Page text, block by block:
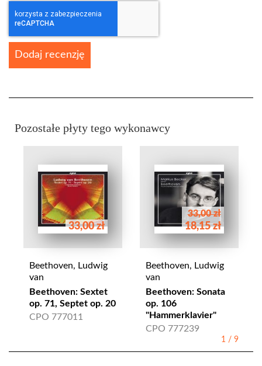
Dodaj recenzję
Pozostałe płyty tego wykonawcy
33,00 zł
Beethoven, Ludwig
van
Beethoven: Sextet
op. 71, Septet op. 20
CPO 777011
33,00 zł
18,15 zł
Beethoven, Ludwig
van
Beethoven: Sonata
op. 106
"Hammerklavier"
CPO 777239
1 / 9